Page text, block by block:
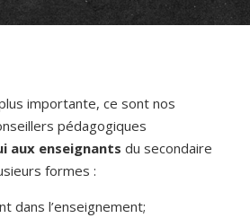
importante, ce sont nos
pédagogiques
aux enseignants du secondaire
formes :
dans l’enseignement;